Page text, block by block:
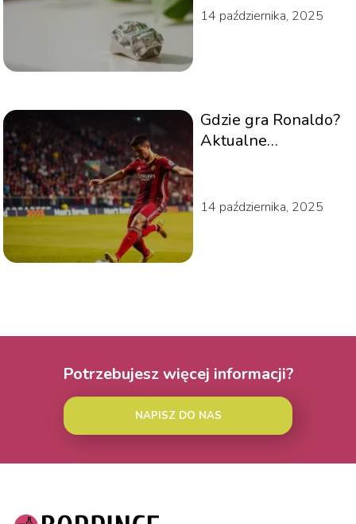
14 października, 2025
Gdzie gra Ronaldo?
Aktualne
14 października, 2025
Potrzebujesz więcej informacji?
NAPISZ DO NAS